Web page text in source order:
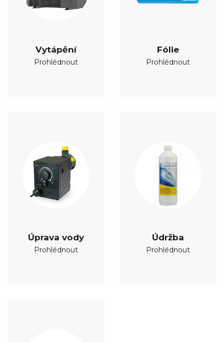
Vytápění
Prohlédnout
Fólie
Prohlédnout
Úprava vody
Prohlédnout
Údržba
Prohlédnout